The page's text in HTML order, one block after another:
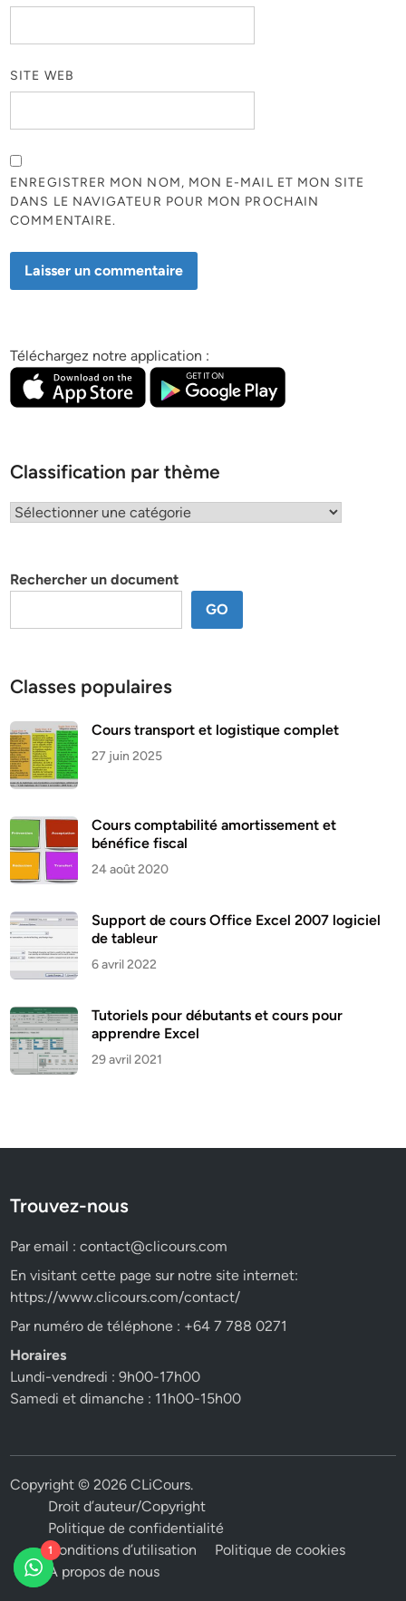
SITE WEB
ENREGISTRER MON NOM, MON E-MAIL ET MON SITE
DANS LE NAVIGATEUR POUR MON PROCHAIN
COMMENTAIRE.
Téléchargez notre application :
Classification par thème
Classification
Rechercher un document
GO
Classes populaires
Cours transport et logistique complet
27 juin 2025
Cours comptabilité amortissement et
bénéfice fiscal
24 août 2020
Support de cours Office Excel 2007 logiciel
de tableur
6 avril 2022
Tutoriels pour débutants et cours pour
apprendre Excel
29 avril 2021
Trouvez-nous
Par email :contact@clicours.com
En visitant cette page sur notre site internet:
https://www.clicours.com/contact/
Par numéro de téléphone : +64 7 788 0271
Horaires
Lundi-vendredi : 9h00-17h00
Samedi et dimanche : 11h00-15h00
Copyright © 2026CLiCours.
Droit d’auteur/Copyright
Politique de confidentialité
Conditions d’utilisation
Politique de cookies
A propos de nous
1